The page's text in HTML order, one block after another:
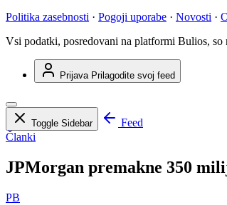
Politika zasebnosti · Pogoji uporabe · Novosti ·
Vsi podatki, posredovani na platformi Bulios,
Prijava Prilagodite svoj feed
Toggle Sidebar
Feed
Članki
JPMorgan premakne 350
PB